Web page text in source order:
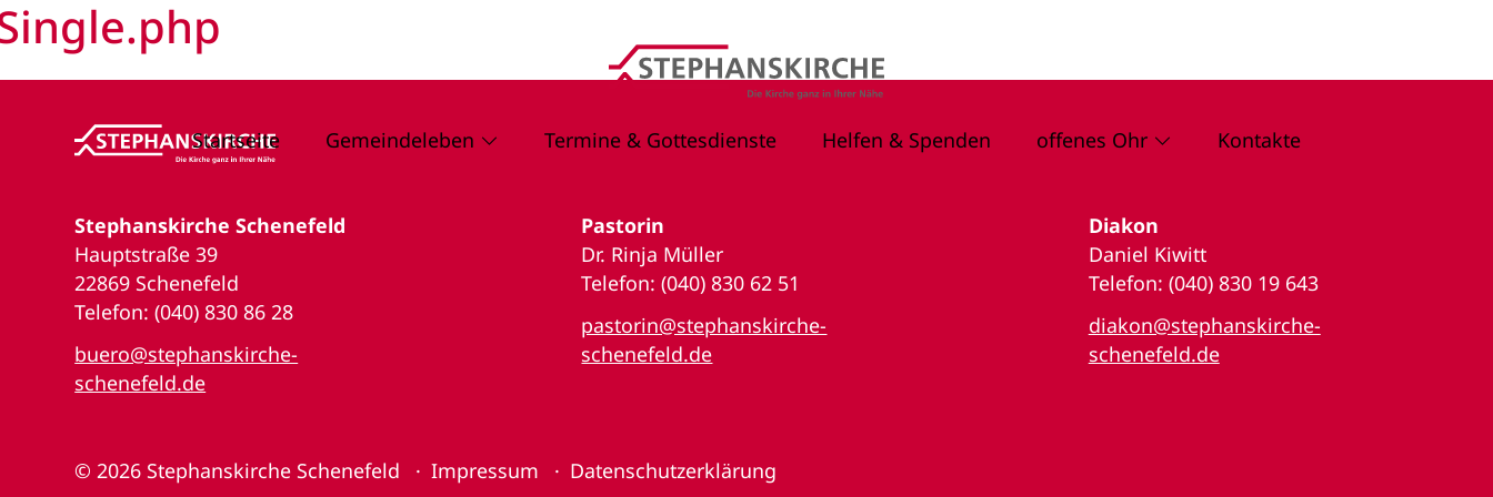
Startseite Gemeindeleben Termine & Gottesdienste Helfen & Spenden offenes Ohr Kontakte
Stephanskirche Schenefeld
Hauptstraße 39
22869 Schenefeld
Telefon: (040) 830 86 28
buero@stephanskirche-
schenefeld.de
Pastorin
Dr. Rinja Müller
Telefon: (040) 830 62 51
pastorin@stephanskirche-
schenefeld.de
Diakon
Daniel Kiwitt
Telefon: (040) 830 19 643
diakon@stephanskirche-
schenefeld.de
© 2026 Stephanskirche Schenefeld Impressum Datenschutzerklärung